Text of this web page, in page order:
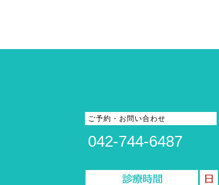
ご予約・お問い合わせ
042-744-6487